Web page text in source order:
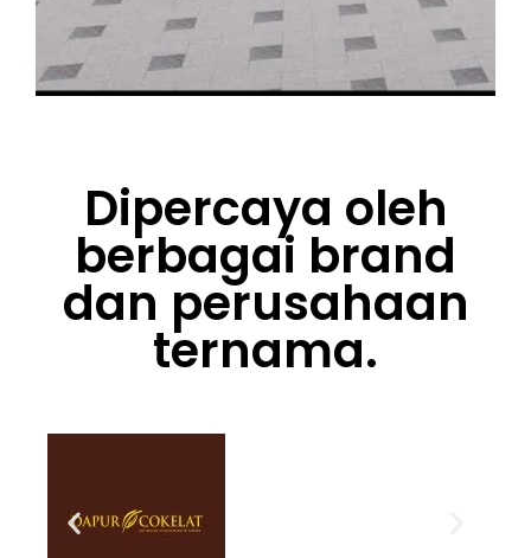
Dipercaya oleh
berbagai brand
dan perusahaan
ternama.